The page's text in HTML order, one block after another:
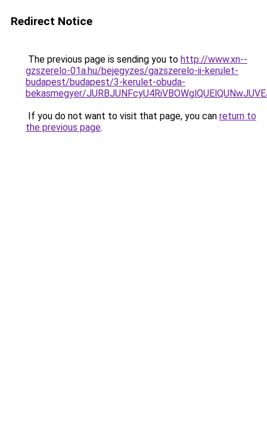
Redirect Notice
The previous page is sending you to http://www.xn--
gzszerelo-01a.hu/bejegyzes/gazszerelo-ii-kerulet-
budapest/budapest/3-kerulet-obuda-
bekasmegyer/
If you do not want to visit that page, you can return to
the previous page.